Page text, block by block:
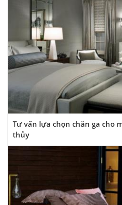
Tư vấn lựa chọn chăn ga cho
thủy